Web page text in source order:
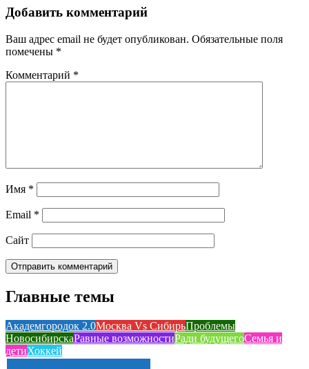
Добавить комментарий
Ваш адрес email не будет опубликован. Обязательные поля
помечены *
Комментарий *
Имя *
Email *
Сайт
Главные темы
Академгородок 2.0Москва Vs СибирьПроблемы
НовосибирскаРавные возможностиРади будущегоСемья и
детиХоккей